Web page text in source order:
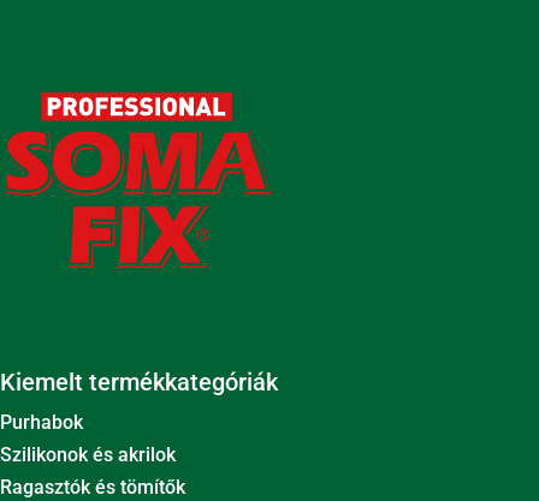
Kiemelt termékkategóriák
Purhabok
Szilikonok és akrilok
Ragasztók és tömítők